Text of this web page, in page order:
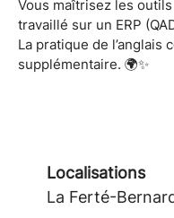
Vous maîtrisez les
travaillé sur un ERP
La pratique de l’anglais
supplémentaire. 🌍✨
Localisations
La Ferté-